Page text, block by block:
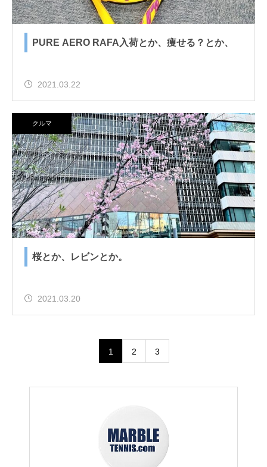
PURE AERO RAFA入荷とか、痩せる？とか、
2021.03.22
クルマ
桜とか、レビンとか。
2021.03.20
1 2 3